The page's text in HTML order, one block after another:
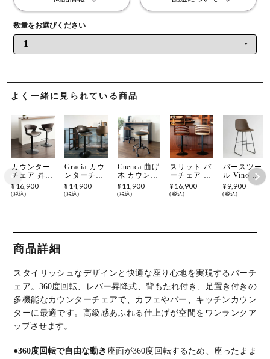
よく一緒に見られている商品
カウンター
チェア 昇降
式 回転式
フットレス
ア ハイチェ
ア おしゃれ
かっこいい
ブラック ブ
ラウン
¥ 16,900
税込
Gracia カウ
ンターチェ
ア 曲げ木
背付き 昇降
¥ 14,900
税込
Cuenca 曲げ
木 カウンタ
ーチェア キ
ャスター付
¥ 11,900
税込
スリット バ
ーチェア 曲
木 背もたれ
付 昇降式
¥ 16,900
税込
バースツー
ル Vino カ
ウンター椅
子 合皮 ス
り バーチェ
ターチェア
おしゃれ ブ
ラウン
¥ 9,900
税込
商品詳細
スタイリッシュなデザインと快適な座り心地を実現するバーチ
ェア。 360度回転、レバー昇降式、背もたれ付き、足置き付きの
多機能なカウンターチェアで、カフェやバー、キッチンカウン
ターに最適です。 高級感あふれる仕上げが空間をワンランクア
ップさせます。
●360度回転で自由な動き 座面が360度回転するため、座ったまま